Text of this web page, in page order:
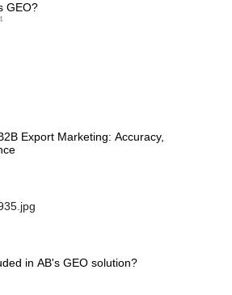
GEO?
Export Marketing: Accuracy,
in AB's GEO solution?